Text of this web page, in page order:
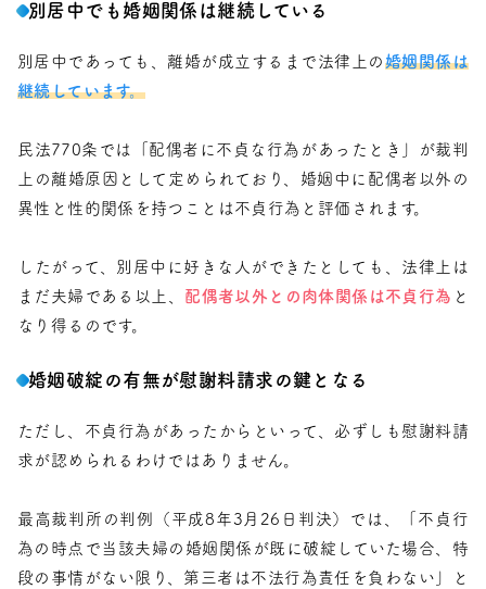
別居中でも婚姻関係は継続している
別居中であっても、離婚が成立するまで法律上の 婚姻関係は
継続しています。
民法770条では「配偶者に不貞な行為があったとき」が裁判
上の離婚原因として定められており、婚姻中に配偶者以外の
異性と性的関係を持つことは不貞行為と評価されます。
したがって、別居中に好きな人ができたとしても、法律上は
まだ夫婦である以上、 配偶者以外との肉体関係は不貞行為 と
なり得るのです。
婚姻破綻の有無が慰謝料請求の鍵となる
ただし、不貞行為があったからといって、必ずしも慰謝料請
求が認められるわけではありません。
最高裁判所の判例（平成8年3月26日判決）では、「不貞行
為の時点で当該夫婦の婚姻関係が既に破綻していた場合、特
段の事情がない限り、第三者は不法行為責任を負わない」と